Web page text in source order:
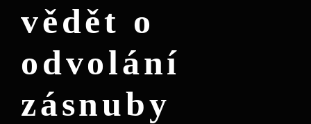
vědět o
odvolání
zásnuby